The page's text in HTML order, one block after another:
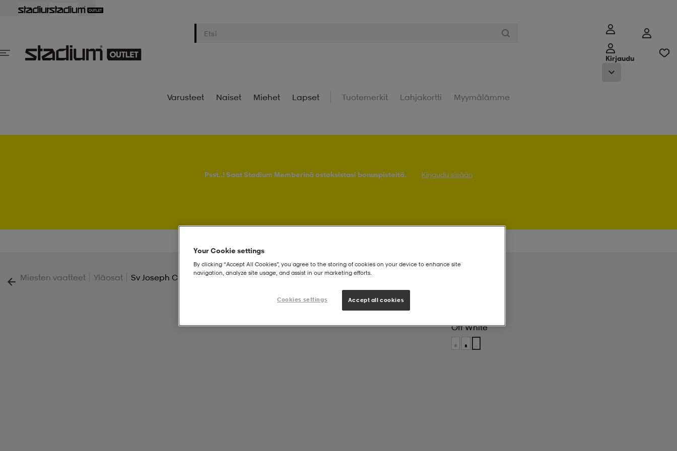
Kirjaudu
Varusteet Naiset Miehet Lapset Tuotemerkit Lahjakortti Myymälämme
Psst..! Saat Stadium Memberinä ostoksistasi bonuspisteitä. Kirjaudu sisään
Miesten vaatteet Yläosat Sv Joseph Crew M
Off White
Your Cookie settings
By clicking “Accept All Cookies”, you agree to the storing of cookies on your device to enhance site
navigation, analyze site usage, and assist in our marketing efforts.
Cookies settings Accept all cookies